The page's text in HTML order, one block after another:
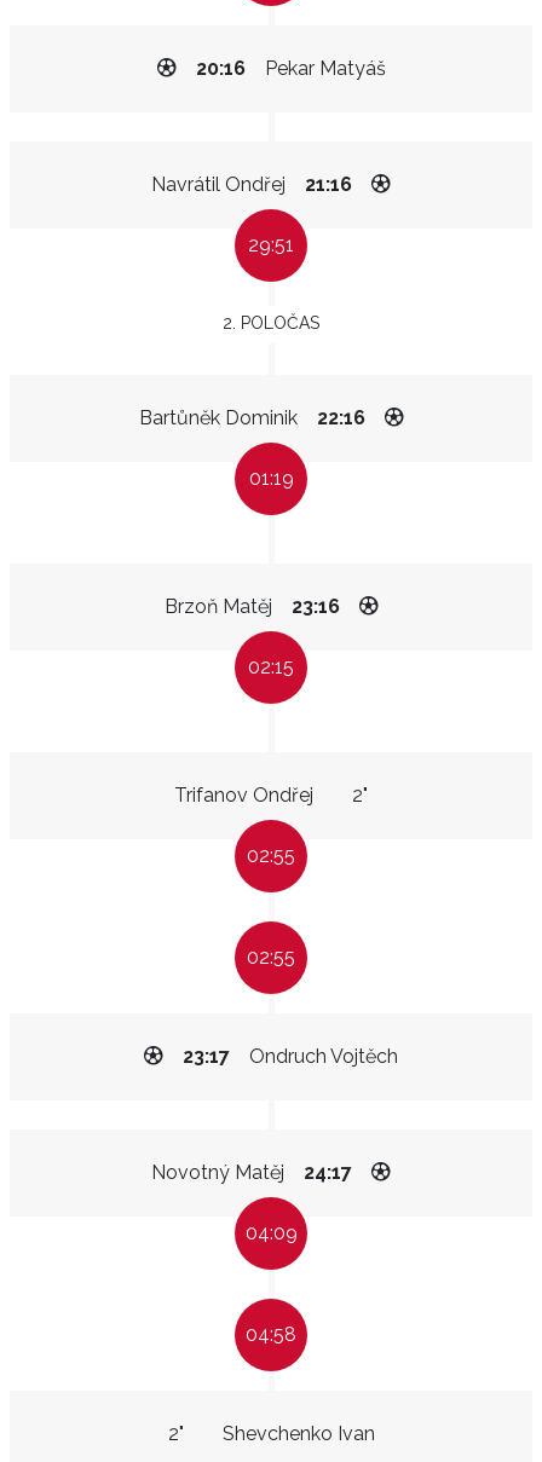
Pekar Matyáš
20:16
Navrátil Ondřej 21:16
29:51
2. POLOČAS
Bartůněk Dominik 22:16
01:19
Brzoň Matěj 23:16
02:15
Trifanov Ondřej 2"
02:55
02:55
Ondruch Vojtěch
23:17
Novotný Matěj 24:17
04:09
04:58
Shevchenko Ivan
2"